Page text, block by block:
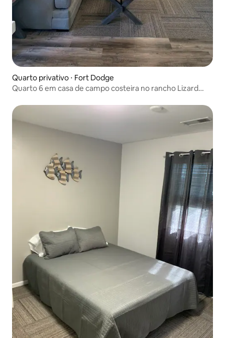
Quarto privativo ⋅ Fort Dodge
Quarto 6 em casa de campo costeira no rancho Lizard